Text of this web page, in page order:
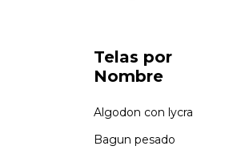
Telas por
Nombre
Algodon con lycra
Bagun pesado